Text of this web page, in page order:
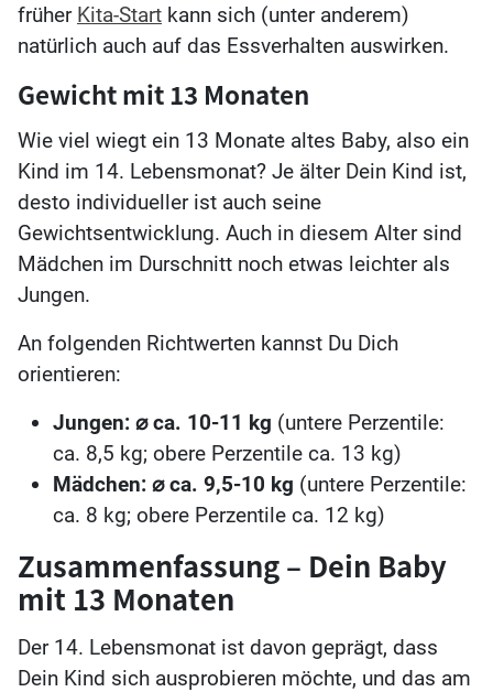
früher Kita-Start kann sich (unter anderem)
natürlich auch auf das Essverhalten auswirken.
Gewicht mit 13 Monaten
Wie viel wiegt ein 13 Monate altes Baby, also ein
Kind im 14. Lebensmonat? Je älter Dein Kind ist,
desto individueller ist auch seine
Gewichtsentwicklung. Auch in diesem Alter sind
Mädchen im Durschnitt noch etwas leichter als
Jungen.
An folgenden Richtwerten kannst Du Dich
orientieren:
Jungen: ⌀ ca. 10-11 kg (untere Perzentile:
ca. 8,5 kg; obere Perzentile ca. 13 kg)
Mädchen: ⌀ ca. 9,5-10 kg (untere Perzentile:
ca. 8 kg; obere Perzentile ca. 12 kg)
Zusammenfassung – Dein Baby
mit 13 Monaten
Der 14. Lebensmonat ist davon geprägt, dass
Dein Kind sich ausprobieren möchte, und das am